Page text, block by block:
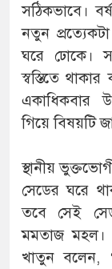
সঠিকভাবে।
নতুন
ঘরে ঢোকে।
স্বস্তিতে
একাধিকবার
গিয়ে বিষয়টি
স্থানীয়
সেডের ঘরে
তবে সেই
মমতাজ মহল।
খাতুন বলেন,